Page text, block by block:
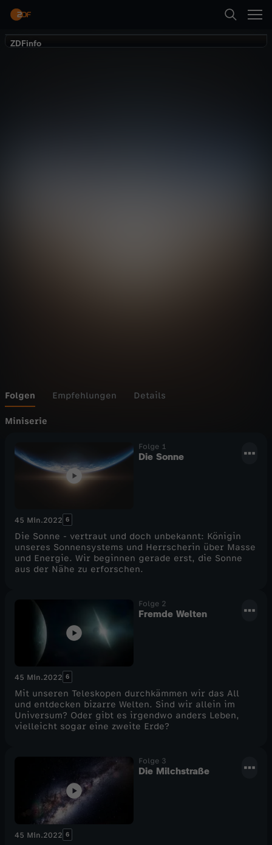
ZDFinfo
Folgen Empfehlungen Details
Miniserie
Folge 1
Die Sonne
45 Min.2022 6
Die Sonne - vertraut und doch unbekannt: Königin
unseres Sonnensystems und Herrscherin über Masse
und Energie. Wir beginnen gerade erst, die Sonne
aus der Nähe zu erforschen.
Folge 2
Fremde Welten
45 Min.2022 6
Mit unseren Teleskopen durchkämmen wir das All
und entdecken bizarre Welten. Sind wir allein im
Universum? Oder gibt es irgendwo anders Leben,
vielleicht sogar eine zweite Erde?
Folge 3
Die Milchstraße
45 Min.2022 6